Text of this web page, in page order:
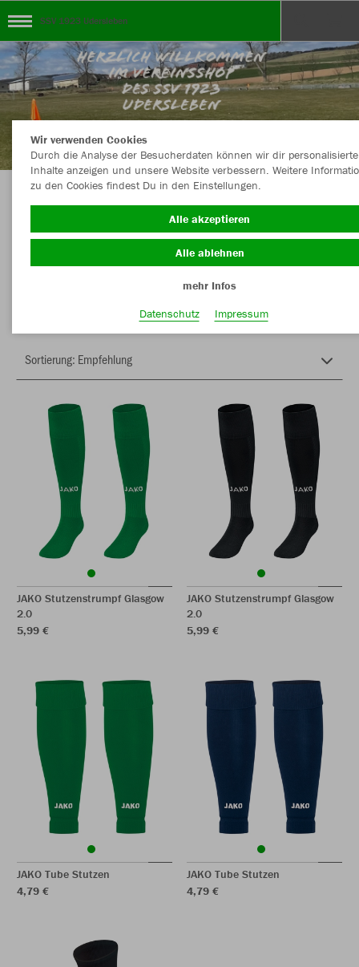
SSV 1923 Udersleben
Herzlich Willkommen im Teamshop SSV 1923
Udersleben
JAKO Stutzenstrumpf Glasgow
2.0
5,99 €
JAKO Stutzenstrumpf Glasgow
2.0
5,99 €
JAKO Tube Stutzen
4,79 €
JAKO Tube Stutzen
4,79 €
Wir verwenden Cookies
Durch die Analyse der Besucherdaten können wir dir personalisierte
Inhalte anzeigen und unsere Website verbessern. Weitere
zu den Cookies findest Du in den Einstellungen.
Alle akzeptieren
Alle ablehnen
mehr Infos
Datenschutz
Impressum